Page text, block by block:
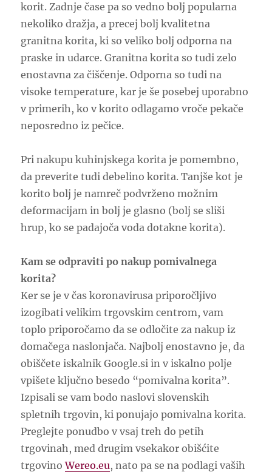
korit. Zadnje čase pa so vedno bolj popularna
nekoliko dražja, a precej bolj kvalitetna
granitna korita, ki so veliko bolj odporna na
praske in udarce. Granitna korita so tudi zelo
enostavna za čiščenje. Odporna so tudi na
visoke temperature, kar je še posebej uporabno
v primerih, ko v korito odlagamo vroče pekače
neposredno iz pečice.
Pri nakupu kuhinjskega korita je pomembno,
da preverite tudi debelino korita. Tanjše kot je
korito bolj je namreč podvrženo možnim
deformacijam in bolj je glasno (bolj se sliši
hrup, ko se padajoča voda dotakne korita).
Kam se odpraviti po nakup pomivalnega
korita?
Ker se je v čas koronavirusa priporočljivo
izogibati velikim trgovskim centrom, vam
toplo priporočamo da se odločite za nakup iz
domačega naslonjača. Najbolj enostavno je, da
obiščete iskalnik Google.si in v iskalno polje
vpišete ključno besedo “pomivalna korita”.
Izpisali se vam bodo naslovi slovenskih
spletnih trgovin, ki ponujajo pomivalna korita.
Preglejte ponudbo v vsaj treh do petih
trgovinah, med drugim vsekakor obišćite
trgovinoWereo.eu, nato pa se na podlagi vaših